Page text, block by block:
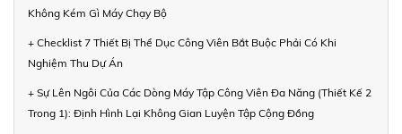
Không Kém Gì Máy Chạy Bộ
+ Checklist 7 Thiết Bị Thể Dục Công Viên Bắt Buộc Phải Có Khi
Nghiệm Thu Dự Án
+ Sự Lên Ngôi Của Các Dòng Máy Tập Công Viên Đa Năng (Thiết Kế 2
Trong 1): Định Hình Lại Không Gian Luyện Tập Cộng Đồng